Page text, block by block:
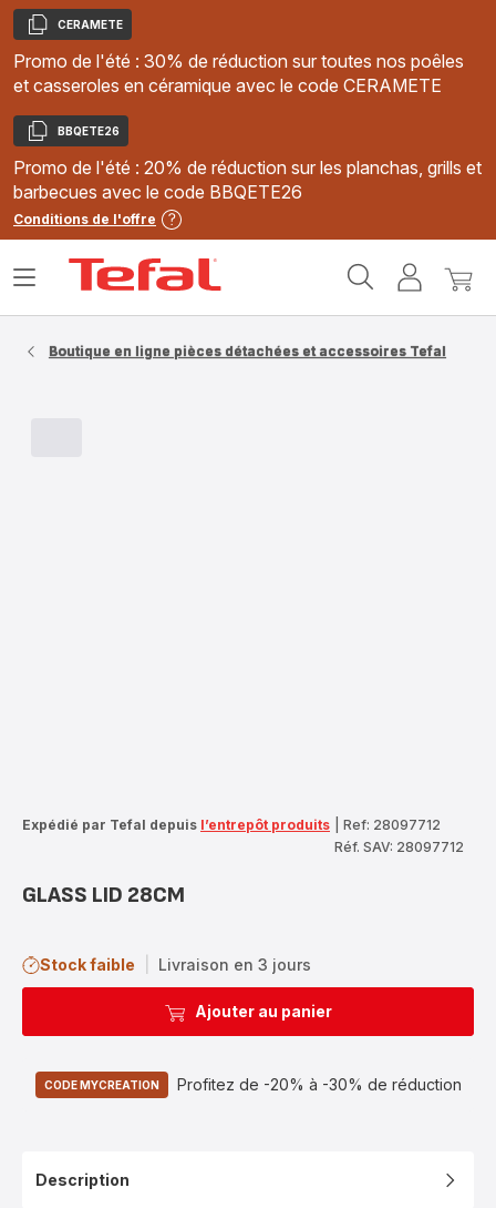
Copier
CERAMETE
Promo de l'été : 30% de réduction sur toutes nos poêles
et casseroles en céramique avec le code CERAMETE
Copier
BBQETE26
Promo de l'été : 20% de réduction sur les planchas, grills et
barbecues avec le code BBQETE26
Conditions de l'offre
MonMon
Ouvrir
Boutique en ligne pièces détachées et accessoires Tefal
Expédié par Tefal depuis l’entrepôt produits
Ref: 28097712
Réf. SAV: 28097712
GLASS LID 28CM
Stock faible Livraison en 3 jours
Ajouter au panier
CODE MYCREATION Profitez de -20% à -30% de réduction
Description